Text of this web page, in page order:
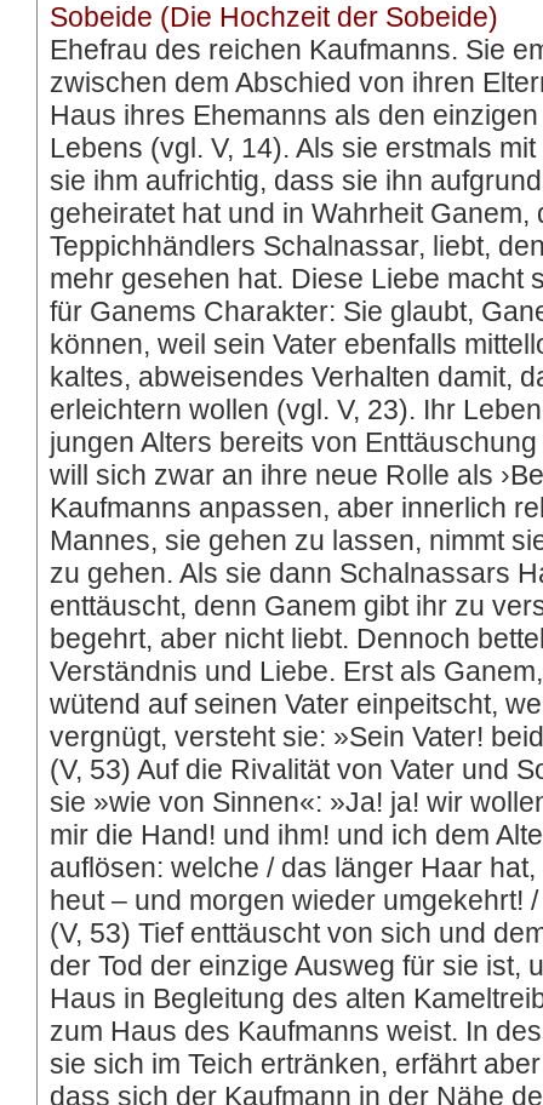
Sobeide (Die Hochzeit der Sobeide)
Ehefrau des reichen Kaufmanns. Sie
zwischen dem Abschied von ihren
Haus ihres Ehemanns als den
Lebens (vgl. V, 14). Als sie erstmals
sie ihm aufrichtig, dass sie ihn
geheiratet hat und in Wahrheit Ganem,
Teppichhändlers Schalnassar, liebt,
mehr gesehen hat. Diese Liebe macht
für Ganems Charakter: Sie glaubt,
können, weil sein Vater ebenfalls
kaltes, abweisendes Verhalten damit,
erleichtern wollen (vgl. V, 23). Ihr
jungen Alters bereits von
will sich zwar an ihre neue Rolle als
Kaufmanns anpassen, aber innerlich
Mannes, sie gehen zu lassen, nimmt
zu gehen. Als sie dann Schalnassars
enttäuscht, denn Ganem gibt ihr zu
begehrt, aber nicht liebt. Dennoch
Verständnis und Liebe. Erst als
wütend auf seinen Vater einpeitscht,
vergnügt, versteht sie: »Sein Vater!
(V, 53) Auf die Rivalität von Vater und
sie »wie von Sinnen«: »Ja! ja! wir
mir die Hand! und ihm! und ich dem
auflösen: welche / das länger Haar
heut – und morgen wieder umgekehrt!
(V, 53) Tief enttäuscht von sich und
der Tod der einzige Ausweg für sie ist,
Haus in Begleitung des alten
zum Haus des Kaufmanns weist. In
sie sich im Teich ertränken, erfährt
dass sich der Kaufmann in der Nähe